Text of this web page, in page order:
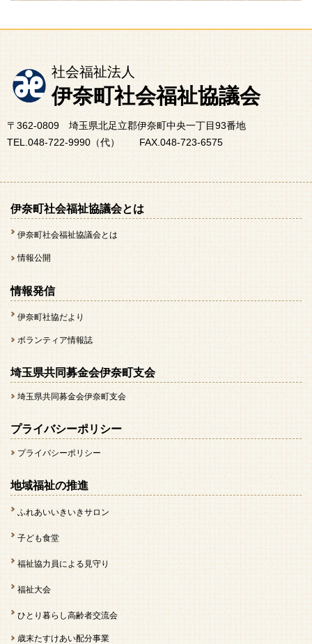
社会福祉法人
伊奈町社会福祉協議会
〒362-0809 埼玉県北足立郡伊奈町中央一丁目93番地
TEL.048-722-9990（代） FAX.048-723-6575
伊奈町社会福祉協議会とは
伊奈町社会福祉協議会とは
情報公開
情報発信
伊奈町社協だより
ボランティア情報誌
埼玉県共同募金会伊奈町支会
埼玉県共同募金会伊奈町支会
プライバシーポリシー
プライバシーポリシー
地域福祉の推進
ふれあいいきいきサロン
子ども食堂
福祉協力員による見守り
福祉大会
ひとり暮らし高齢者交流会
歳末たすけあい配分事業